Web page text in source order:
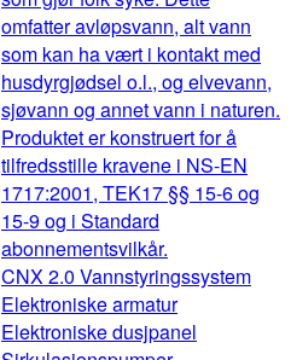
omfatter avløpsvann, alt vann
som kan ha vært i kontakt med
husdyrgjødsel o.l., og elvevann,
sjøvann og annet vann i naturen.
Produktet er konstruert for å
tilfredsstille kravene i NS-EN
1717:2001, TEK17 §§ 15-6 og
15-9 og i Standard
abonnementsvilkår.
CNX 2.0 Vannstyringssystem
Elektroniske armatur
Elektroniske dusjpanel